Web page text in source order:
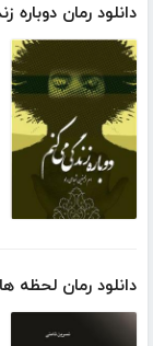
دانلود رمان
دانلود رمان لحظه